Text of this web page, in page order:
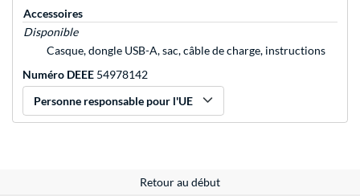
Accessoires
Disponible
Casque, dongle USB-A, sac, câble de charge, instructions
Numéro DEEE 54978142
Personne responsable pour l'UE
Retour au début